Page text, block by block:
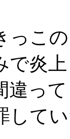
っこ
で炎
違っ
して